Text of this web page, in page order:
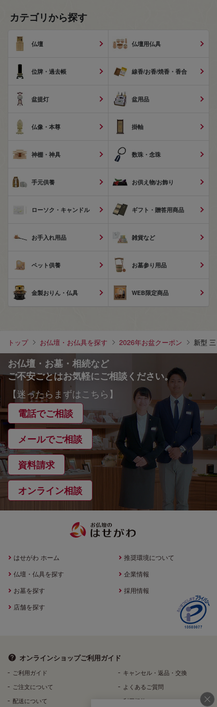
カテゴリから探す
仏壇 仏壇用仏具
位牌・過去帳 線香/お香/焼香・香合
盆提灯 盆用品
仏像・本尊 掛軸
神棚・神具 数珠・念珠
手元供養 お供え物/お飾り
ローソク・キャンドル ギフト・贈答用商品
お手入れ用品 雑貨など
ペット供養 お墓参り用品
金製おりん・仏具 WEB限定商品
トップ お仏壇・お仏具を探す 2026年お盆クーポン 新型
お仏壇・お墓・相続など
ご不安ごとはお気軽にご相談ください。
【迷ったらまずはこちら】
電話でご相談
メールでご相談
資料請求
オンライン相談
はせがわ ホーム
仏壇・仏具を探す
お墓を探す
店舗を探す
推奨環境について
企業情報
採用情報
オンラインショップご利用ガイド
ご利用ガイド
ご注文について
配送について
キャンセル・返品・交換
よくあるご質問
利用規約